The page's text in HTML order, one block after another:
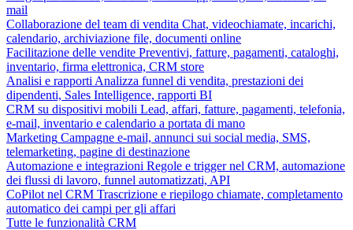
mail
Collaborazione del team di vendita Chat, videochiamate, incarichi,
calendario, archiviazione file, documenti online
Facilitazione delle vendite Preventivi, fatture, pagamenti, cataloghi,
inventario, firma elettronica, CRM store
Analisi e rapporti Analizza funnel di vendita, prestazioni dei
dipendenti, Sales Intelligence, rapporti BI
CRM su dispositivi mobili Lead, affari, fatture, pagamenti, telefonia,
e-mail, inventario e calendario a portata di mano
Marketing Campagne e-mail, annunci sui social media, SMS,
telemarketing, pagine di destinazione
Automazione e integrazioni Regole e trigger nel CRM, automazione
dei flussi di lavoro, funnel automatizzati, API
CoPilot nel CRM Trascrizione e riepilogo chiamate, completamento
automatico dei campi per gli affari
Tutte le funzionalità CRM